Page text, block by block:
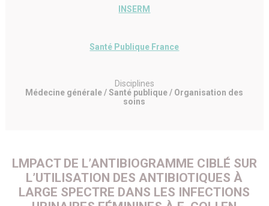
INSERM
Santé Publique France
Disciplines
Médecine générale / Santé publique / Organisation des
soins
LMPACT DE L’ANTIBIOGRAMME CIBLÉ SUR
L’UTILISATION DES ANTIBIOTIQUES À
LARGE SPECTRE DANS LES INFECTIONS